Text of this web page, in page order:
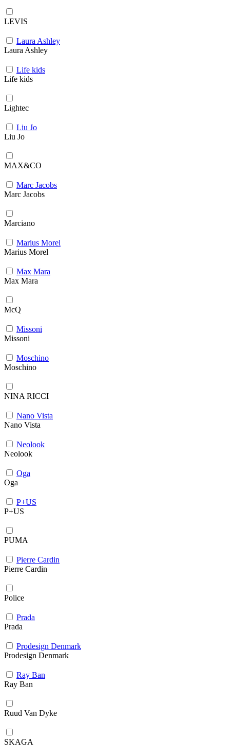
LEVIS
Laura Ashley
Laura Ashley
Life kids
Life kids
Lightec
Liu Jo
Liu Jo
MAX&CO
Marc Jacobs
Marc Jacobs
Marciano
Marius Morel
Marius Morel
Max Mara
Max Mara
McQ
Missoni
Missoni
Moschino
Moschino
NINA RICCI
Nano Vista
Nano Vista
Neolook
Neolook
Oga
Oga
P+US
P+US
PUMA
Pierre Cardin
Pierre Cardin
Police
Prada
Prada
Prodesign Denmark
Prodesign Denmark
Ray Ban
Ray Ban
Ruud Van Dyke
SKAGA